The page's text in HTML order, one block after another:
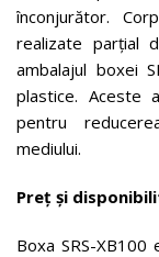
înconjurător.
realizate parțial
ambalajul boxei
plastice. Aceste
pentru
mediului.
Preț și
Boxa SRS-